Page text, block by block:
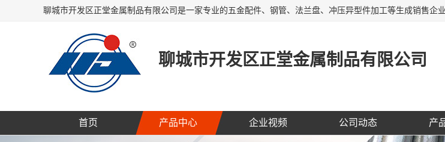
聊城市开发区正堂金属制品有限公司
首页 产品中心 企业视频 公司动态 产